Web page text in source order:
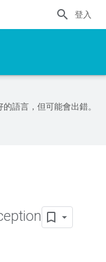
登入
語言，但可能會出錯。